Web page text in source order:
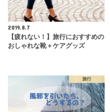
2019.8.7
【疲れない！】旅行におすすめの
おしゃれな靴＋ケアグッズ
旅行